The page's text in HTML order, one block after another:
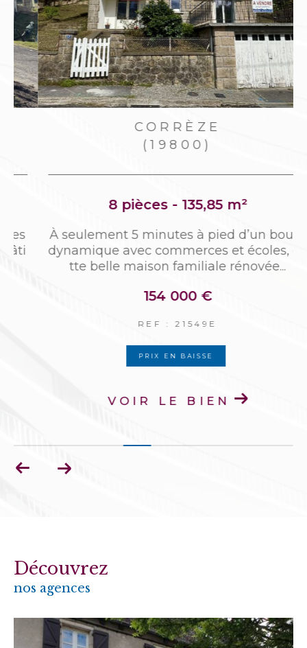
CORRÈZE
(19800)
8 pièces - 135,85 m²
À seulement 5 minutes à pied d’un bourg
dynamique avec commerces et écoles, ce
tte belle maison familiale rénovée...
154 000 €
REF : 21549E
PRIX EN BAISSE
VOIR LE BIEN
Découvrez
nos agences